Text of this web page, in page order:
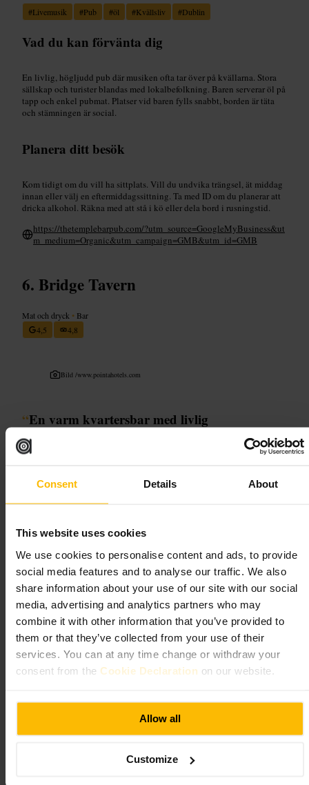
Consent Details About
This website uses cookies
We use cookies to personalise content and ads, to provide
social media features and to analyse our traffic. We also
share information about your use of our site with our social
media, advertising and analytics partners who may
combine it with other information that you’ve provided to
them or that they’ve collected from your use of their
services. You can at any time change or withdraw your
consent from the Cookie Declaration on our website.
Allow all
Customize
#Livemusik #Pub #öl #Kvällsliv #Dublin
Vad du kan förvänta dig
En livlig, högljudd pub där musiken ofta tar över på kvällarna. Stora
sällskap och turister blandas med lokalbefolkning. Baren serverar öl på
tapp och enkel pubmat. Platser vid baren fylls snabbt, borden är täta
och stämningen är social.
Planera ditt besök
Kom tidigt om du vill ha sittplats. Vill du undvika trängsel, ät middag
innan eller välj en eftermiddagssittning. Ta med ID om du planerar att
dricka alkohol. Räkna med att stå i kö eller dela bord i rusningstid.
https://thetemplebarpub.com/?utm_source=GoogleMyBusiness&ut
m_medium=Organic&utm_campaign=GMB&utm_id=GMB
Bridge Tavern
Mat och dryck • Bar
4,5
4,8
Bild /www.pointahotels.com
“En varm kvartersbar med livlig
kvällsstämning.
Lämplig för
#Drinkar
Vad du kan förvänta dig
Informell atmosfär och fokus på dryck. Bardisken är ofta navet, med
pratstämning och snabb service. Inredningen är enkel, ljudnivån
varierar från lugn till hög beroende på tid. Bra val för en afterwork eller
en kväll ute med vänner.
Planera ditt besök
snacka med bartendern. Beställ lokala öl eller en klassisk cocktail. Ta
en kort promenad innan eller efter för att utforska området.
6 Summerhill Parade, Dublin, D01 YY62, Irland